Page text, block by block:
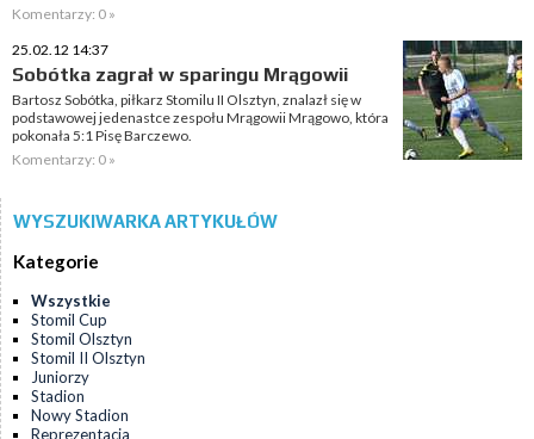
Komentarzy: 0 »
25.02.12 14:37
Sobótka zagrał w sparingu Mrągowii
Bartosz Sobótka, piłkarz Stomilu II Olsztyn, znalazł się w
podstawowej jedenastce zespołu Mrągowii Mrągowo, która
pokonała 5:1 Pisę Barczewo.
Komentarzy: 0 »
WYSZUKIWARKA ARTYKUŁÓW
Kategorie
Wszystkie
Stomil Cup
Stomil Olsztyn
Stomil II Olsztyn
Juniorzy
Stadion
Nowy Stadion
Reprezentacja